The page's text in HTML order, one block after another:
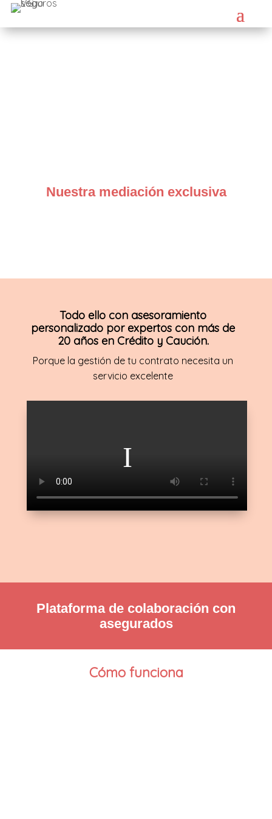
Nuestra mediación exclusiva
Todo ello con asesoramiento
personalizado por expertos con más de
20 años en Crédito y Caución.
Porque la gestión de tu contrato necesita un
servicio excelente
Plataforma de colaboración con
asegurados
Cómo funciona